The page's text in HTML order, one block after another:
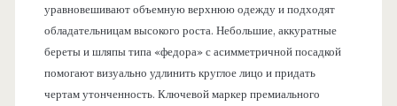
уравновешивают объемную верхнюю одежду и подходят
обладательницам высокого роста. Небольшие, аккуратные
береты и шляпы типа «федора» с асимметричной посадкой
помогают визуально удлинить круглое лицо и придать
чертам утонченность. Ключевой маркер премиального